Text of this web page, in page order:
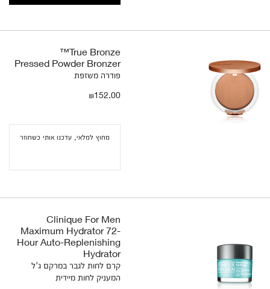
True Bronze™
Pressed Powder Bronzer
פודרה משזפת
₪152.00
מחוץ למלאי, עדכנו אותי כשחוזר
Clinique For Men
Maximum Hydrator 72-
Hour Auto-Replenishing
Hydrator
קרם לחות לגבר במרקם ג'ל
המעניק לחות מיידית